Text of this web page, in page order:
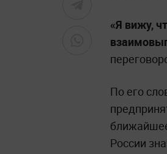
«Я вижу,
По его
России